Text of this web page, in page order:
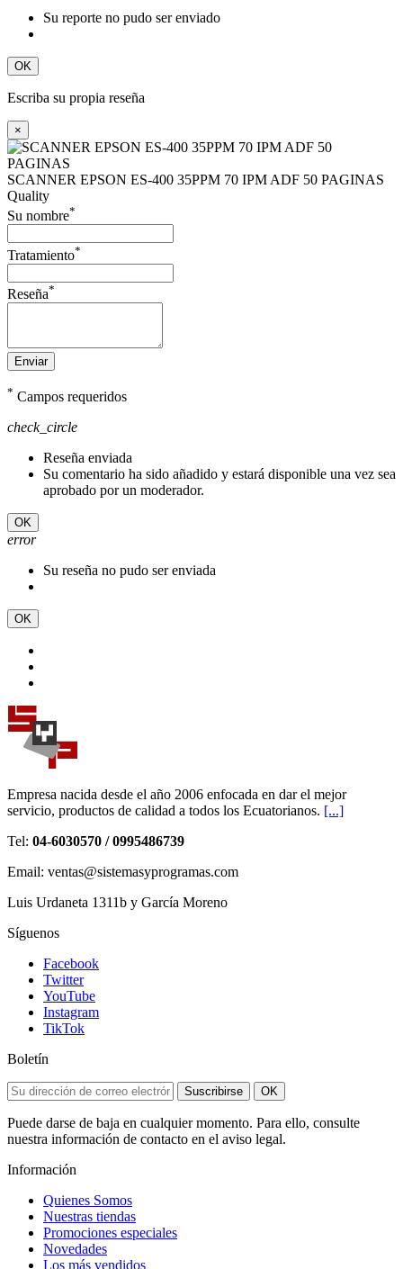
Su reporte no pudo ser enviado
OK
Escriba su propia reseña
×
SCANNER EPSON ES-400 35PPM 70 IPM ADF 50 PAGINAS
Quality
Su nombre*
Tratamiento*
Reseña*
Enviar
* Campos requeridos
check_circle
Reseña enviada
Su comentario ha sido añadido y estará disponible una vez sea
aprobado por un moderador.
OK
error
Su reseña no pudo ser enviada
OK
Empresa nacida desde el año 2006 enfocada en dar el mejor
servicio, productos de calidad a todos los Ecuatorianos. [...]
Tel: 04-6030570 / 0995486739
Email: ventas@sistemasyprogramas.com
Luis Urdaneta 1311b y García Moreno
Síguenos
Facebook
Twitter
YouTube
Instagram
TikTok
Boletín
Suscribirse OK
Puede darse de baja en cualquier momento. Para ello, consulte
nuestra información de contacto en el aviso legal.
Información
Quienes Somos
Nuestras tiendas
Promociones especiales
Novedades
Los más vendidos